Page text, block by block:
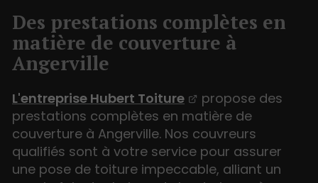
Des prestations complètes en
matière de couverture à
Angerville
L'entreprise Hubert Toiture
propose des
prestations complètes en matière de
couverture à Angerville. Nos couvreurs
qualifiés sont à votre service pour assurer
une pose de toiture impeccable, alliant un